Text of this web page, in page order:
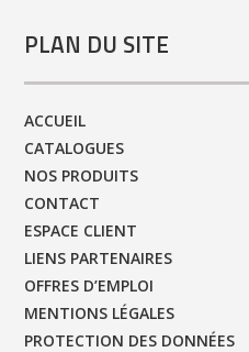
PLAN DU SITE
ACCUEIL
CATALOGUES
NOS PRODUITS
CONTACT
ESPACE CLIENT
LIENS PARTENAIRES
OFFRES D’EMPLOI
MENTIONS LÉGALES
PROTECTION DES DONNÉES